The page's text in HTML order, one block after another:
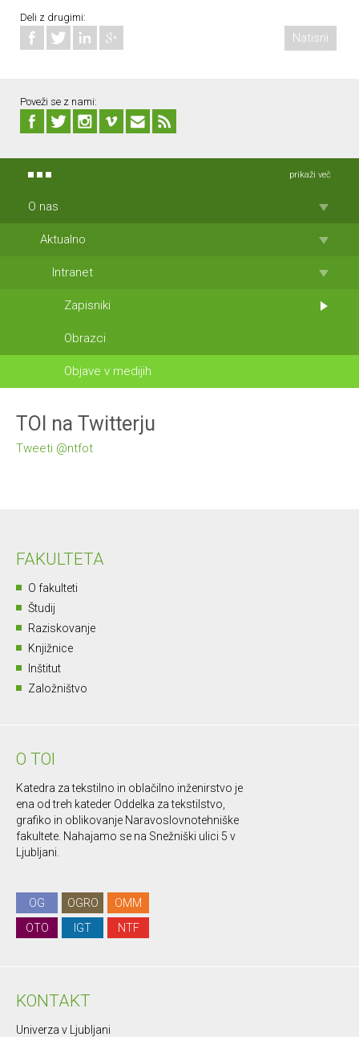
Deli z drugimi:
Natisni
Poveži se z nami:
prikaži več
O nas
Aktualno
Intranet
Zapisniki
Obrazci
Objave v medijih
TOI na Twitterju
Tweeti @ntfot
FAKULTETA
O fakulteti
Študij
Raziskovanje
Knjižnice
Inštitut
Založništvo
O TOI
Katedra za tekstilno in oblačilno inženirstvo je
ena od treh kateder Oddelka za tekstilstvo,
grafiko in oblikovanje Naravoslovnotehniške
fakultete. Nahajamo se na Snežniški ulici 5 v
Ljubljani.
OG OGRO
OMM
OTO
IGT NTF
KONTAKT
Univerza v Ljubljani